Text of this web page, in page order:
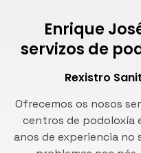
Enrique
servizos de
Rexistro
Ofrecemos os nosos
centros de podoloxía
anos de experiencia